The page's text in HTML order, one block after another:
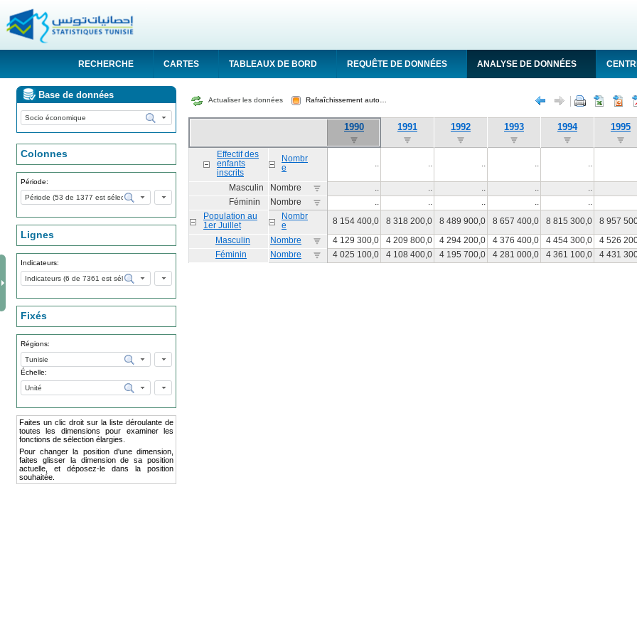
RECHERCHE CARTES TABLEAUX DE BORD REQUÊTE DE DONNÉES ANALYSE DE DONNÉES
Base de données
Colonnes
Période:
Lignes
Indicateurs:
Fixés
Régions:
Échelle:
Faites un clic droit sur la liste déroulante de
toutes les dimensions pour examiner les
fonctions de sélection élargies.
Pour changer la position d'une dimension,
faites glisser la dimension de sa position
actuelle, et déposez-le dans la position
souhaitée.
Actualiser les données
1990 1991 1992 1993 1994 1995
Effectif des
enfants
inscrits
Nombr
e
.. .. .. .. ..
Masculin Nombre .. .. .. .. ..
Féminin
Nombre .. .. .. .. ..
Population au
1er Juillet
Nombr
e
8 154 400,0 8 318 200,0 8 489 900,0 8 657 400,0 8 815 300,0 8 957
Masculin
Nombre 4 129 300,0 4 209 800,0 4 294 200,0 4 376 400,0 4 454 300,0 4 526
Féminin
Nombre 4 025 100,0 4 108 400,0 4 195 700,0 4 281 000,0 4 361 100,0 4 431